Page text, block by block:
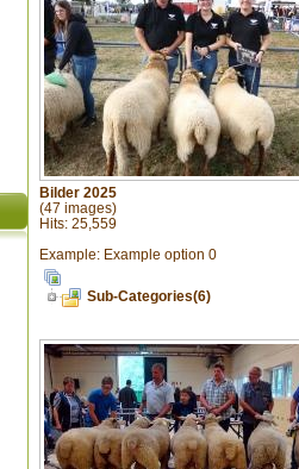
Bilder 2025
(47 images)
Hits: 25,559
Example: Example option 0
Sub-Categories(6)